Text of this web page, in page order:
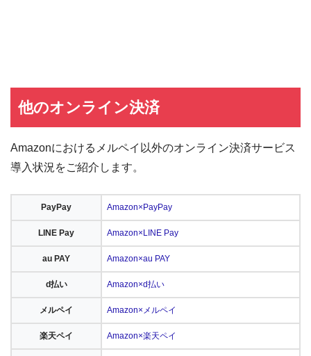
他のオンライン決済
Amazonにおけるメルペイ以外のオンライン決済サービス
導入状況をご紹介します。
PayPay Amazon×PayPay
LINE Pay Amazon×LINE Pay
au PAY Amazon×au PAY
d払い Amazon×d払い
メルペイ Amazon×メルペイ
楽天ペイ Amazon×楽天ペイ